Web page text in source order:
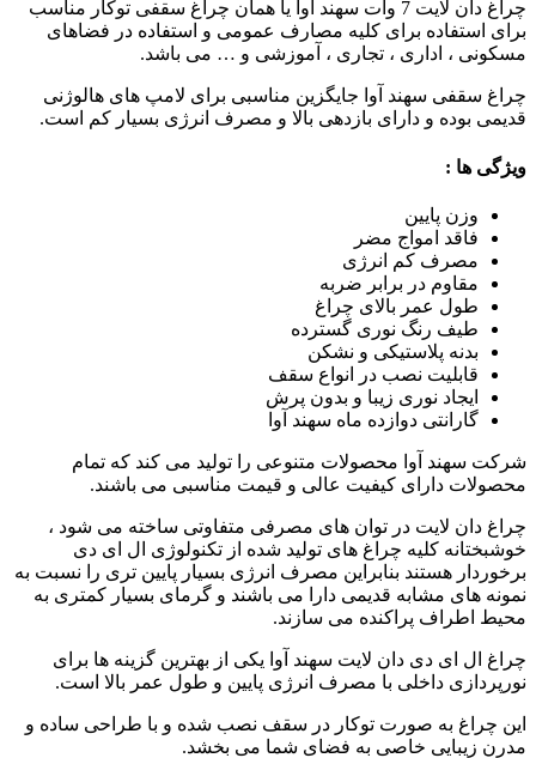
چراغ دان لایت 7 وات سهند آوا یا همان چراغ سقفی توکار مناسب
برای استفاده برای کلیه مصارف عمومی و استفاده در فضاهای
مسکونی ، اداری ، تجاری ، آموزشی و … می باشد.
چراغ سقفی سهند آوا جایگزین مناسبی برای لامپ های هالوژنی
قدیمی بوده و دارای بازدهی بالا و مصرف انرژی بسیار کم است.
ویژگی ها :
وزن پایین
فاقد امواج مضر
مصرف کم انرژی
مقاوم در برابر ضربه
طول عمر بالای چراغ
طیف رنگ نوری گسترده
بدنه پلاستیکی و نشکن
قابلیت نصب در انواع سقف
ایجاد نوری زیبا و بدون پرش
گارانتی دوازده ماه سهند آوا
شرکت سهند آوا محصولات متنوعی را تولید می کند که تمام
محصولات دارای کیفیت عالی و قیمت مناسبی می باشند.
چراغ دان لایت در توان های مصرفی متفاوتی ساخته می شود ،
خوشبختانه کلیه چراغ های تولید شده از تکنولوژی ال ای دی
برخوردار هستند بنابراین مصرف انرژی بسیار پایین تری را نسبت به
نمونه های مشابه قدیمی دارا می باشند و گرمای بسیار کمتری به
محیط اطراف پراکنده می سازند.
چراغ ال ای دی دان لایت سهند آوا یکی از بهترین گزینه ها برای
نورپردازی داخلی با مصرف انرژی پایین و طول عمر بالا است.
این چراغ به صورت توکار در سقف نصب شده و با طراحی ساده و
مدرن زیبایی خاصی به فضای شما می بخشد.